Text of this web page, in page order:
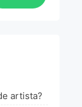
artista?